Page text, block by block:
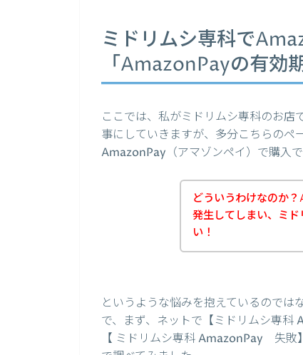
ミドリムシ専科で
「AmazonPayの有効
ここでは、私がミドリムシ専科のお
事にしていきますが、多分こちらのペ
AmazonPay（アマゾンペイ）で購入
どういうわけなのか
発生してしまい、ミ
い！
というような悩みを抱えているので
で、まず、ネットで【ミドリムシ専
【 ミドリムシ専科 AmazonPay 失